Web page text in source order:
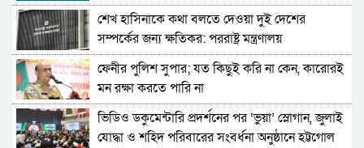
শেখ হাসিনাকে কথা বলতে দেওয়া দুই দেশের
সম্পর্কের জন্য ক্ষতিকর: পররাষ্ট্র মন্ত্রণালয়
ফেনীর পুলিশ সুপার; যত কিছুই করি না কেন, কারোরই
মন রক্ষা করতে পারি না
ভিডিও ডকুমেন্টারি প্রদর্শনের পর ‘ভুয়া’ স্লোগান, জুলাই
যোদ্ধা ও শহিদ পরিবারের সংবর্ধনা অনুষ্ঠানে হট্টগোল